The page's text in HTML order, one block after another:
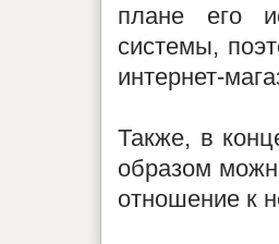
плане его
системы,
интернет-
Также, в
образом
отношение к